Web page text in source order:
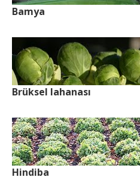
Bamya
Brüksel lahanası
Hindiba